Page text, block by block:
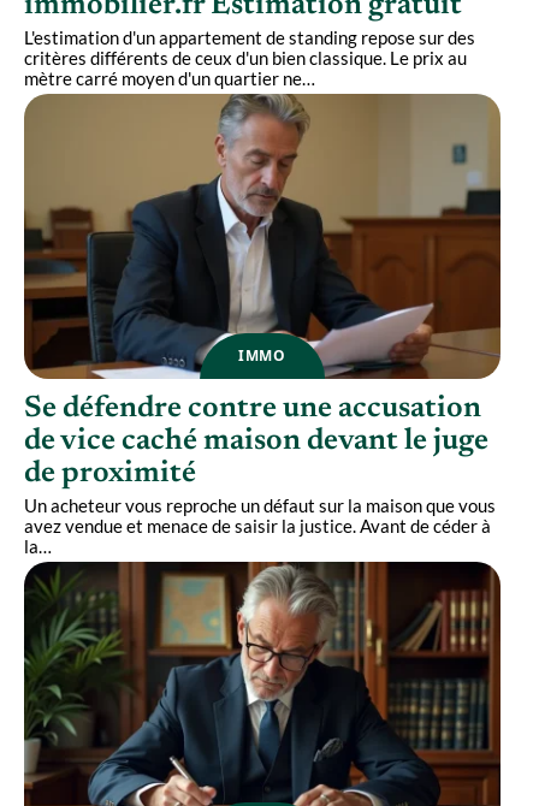
immobilier.fr Estimation gratuit
L'estimation d'un appartement de standing repose sur des
critères différents de ceux d'un bien classique. Le prix au
mètre carré moyen d'un quartier ne…
IMMO
Se défendre contre une accusation
de vice caché maison devant le juge
de proximité
Un acheteur vous reproche un défaut sur la maison que vous
avez vendue et menace de saisir la justice. Avant de céder à
la…